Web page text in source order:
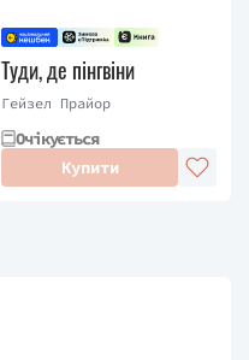
Туди, де пінгвіни
Гейзел Прайор
Очікується
Купити